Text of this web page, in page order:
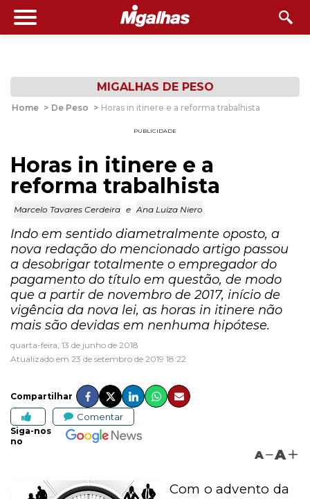
MIGALHAS DE PESO
Home > De Peso > Horas in itinere e a reforma trabalhista
PUBLICIDADE
Horas in itinere e a
reforma trabalhista
Marcelo Tavares Cerdeira e Ana Luiza Niero
Indo em sentido diametralmente oposto, a
nova redação do mencionado artigo passou
a desobrigar totalmente o empregador do
pagamento do título em questão, de modo
que a partir de novembro de 2017, início de
vigência da nova lei, as horas in itinere não
mais são devidas em nenhuma hipótese.
quarta-feira, 13 de junho de 2018
Atualizado em 23 de setembro de 2019 18:22
Compartilhar
Comentar
Siga-nos
no
A A
Com o advento da